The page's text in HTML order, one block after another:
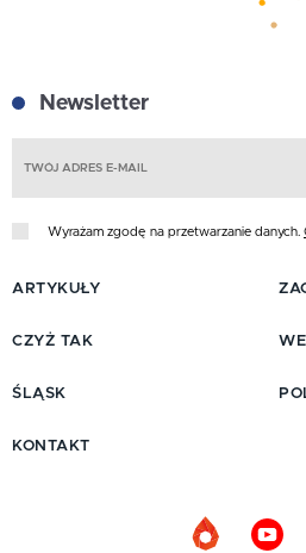
Newsletter
Wyrażam zgodę na przetwarzanie danych.
ARTYKUŁY
CZYŻ TAK
ŚLĄSK
KONTAKT